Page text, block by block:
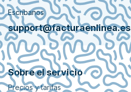
Escríbanos
support@facturaenlinea.es
Sobre el servicio
Precios y tarifas